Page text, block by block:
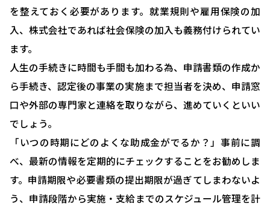
就業規則について
採用コンサルティング
人事評価制度について
確定拠出型年金について
社会保険・給与計算について
労務システム管理について
お客様の声
ブログ＆ニュース
を整えておく必要があります。就業規則や雇用保険の加
入、株式会社であれば社会保険の加入も義務付けられてい
ます。
人生の手続きに時間も手間も加わる為、申請書類の作成か
ら手続き、認定後の事業の実施まで担当者を決め、申請窓
口や外部の専門家と連絡を取りながら、進めていくといい
でしょう。
「いつの時期にどのよくな助成金がでるか？」事前に調
べ、最新の情報を定期的にチェックすることをお勧めしま
す。申請期限や必要書類の提出期限が過ぎてしまわないよ
う、申請段階から実施・支給までのスケジュール管理を計